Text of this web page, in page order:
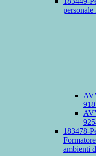
183478-
ambienti